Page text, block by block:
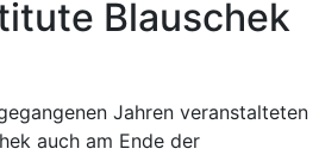
Blauschek
Jahren veranstalteten
auch am Ende der